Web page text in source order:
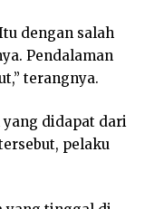
dengan salah
Pendalaman
terangnya.
didapat dari
pelaku